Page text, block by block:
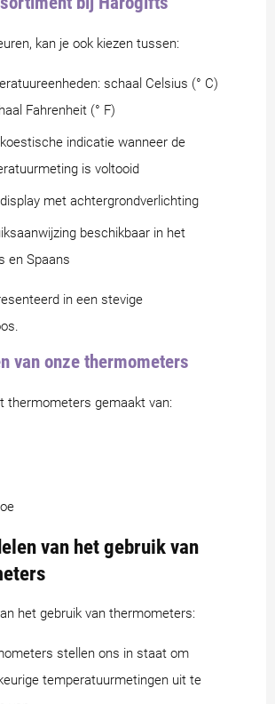
kan je ook kiezen tussen:
schaal Celsius (° C)
Fahrenheit (° F)
indicatie wanneer de
is voltooid
met achtergrondverlichting
beschikbaar in het
en Spaans
in een stevige
van onze thermometers
thermometers gemaakt van:
van het gebruik van
het gebruik van thermometers:
stellen ons in staat om
temperatuurmetingen uit te